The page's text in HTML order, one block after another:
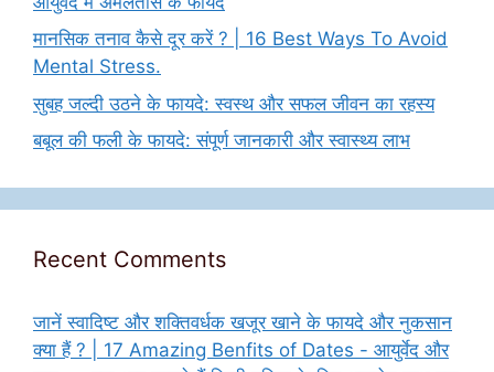
मानसिक तनाव कैसे दूर करें ? | 16 Best Ways To Avoid
Mental Stress.
सुबह जल्दी उठने के फायदे: स्वस्थ और सफल जीवन का रहस्य
बबूल की फली के फायदे: संपूर्ण जानकारी और स्वास्थ्य लाभ
Recent Comments
जानें स्वादिष्ट और शक्तिवर्धक खजूर खाने के फायदे और नुकसान
क्या हैं ? | 17 Amazing Benfits of Dates - आयुर्वेद और